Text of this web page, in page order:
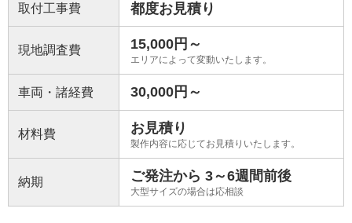
取付工事費 都度お見積り
現地調査費 15,000円～
エリアによって変動いたします。
車両・諸経費 30,000円～
材料費 お見積り
製作内容に応じてお見積りいたします。
納期 ご発注から 3～6週間前後
大型サイズの場合は応相談